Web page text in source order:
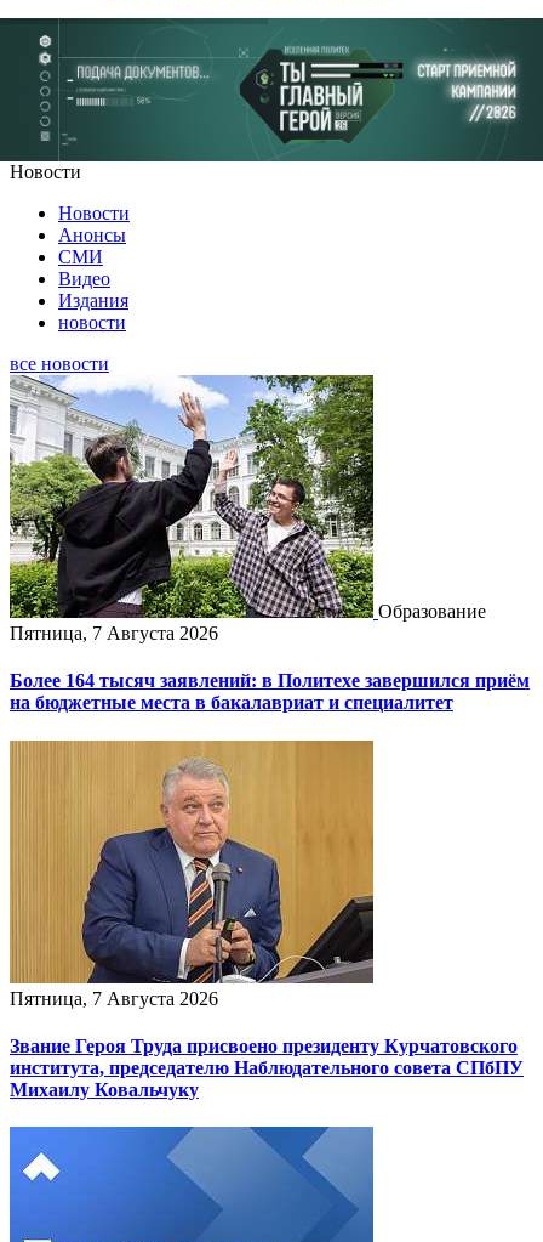
Новости
Новости
Анонсы
СМИ
Видео
Издания
новости
все новости
Образование
Пятница, 7 Августа 2026
Более 164 тысяч заявлений: в Политехе завершился приём
на бюджетные места в бакалавриат и специалитет
Пятница, 7 Августа 2026
Звание Героя Труда присвоено президенту Курчатовского
института, председателю Наблюдательного совета СПбПУ
Михаилу Ковальчуку